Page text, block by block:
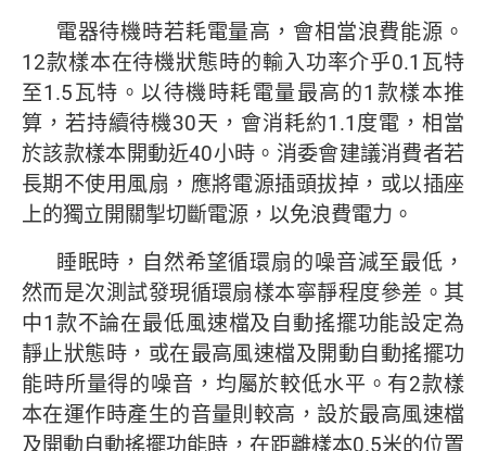
電器待機時若耗電量高，會相當浪費能源。
12款樣本在待機狀態時的輸入功率介乎0.1瓦特
至1.5瓦特。以待機時耗電量最高的1款樣本推
算，若持續待機30天，會消耗約1.1度電，相當
於該款樣本開動近40小時。消委會建議消費者若
長期不使用風扇，應將電源插頭拔掉，或以插座
上的獨立開關掣切斷電源，以免浪費電力。
睡眠時，自然希望循環扇的噪音減至最低，
然而是次測試發現循環扇樣本寧靜程度參差。其
中1款不論在最低風速檔及自動搖擺功能設定為
靜止狀態時，或在最高風速檔及開動自動搖擺功
能時所量得的噪音，均屬於較低水平。有2款樣
本在運作時產生的音量則較高，設於最高風速檔
及開動自動搖擺功能時，在距離樣本0.5米的位置